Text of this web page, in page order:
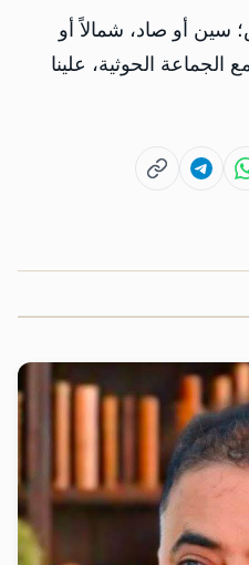
سين أو صاد، شمالاً أو
الجماعة الحوثية، علينا